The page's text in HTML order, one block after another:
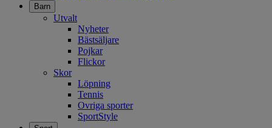
Barn
Utvalt
Nyheter
Bästsäljare
Pojkar
Flickor
Skor
Löpning
Tennis
Ovriga sporter
SportStyle